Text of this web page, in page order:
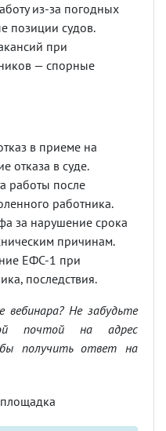
из-за погодных
позиции судов.
при
— спорные
в приеме на
отказа в суде.
работы после
работника.
за нарушение срока
причинам.
ЕФС-1 при
последствия.
Не забудьте
почтой на адрес
получить ответ на